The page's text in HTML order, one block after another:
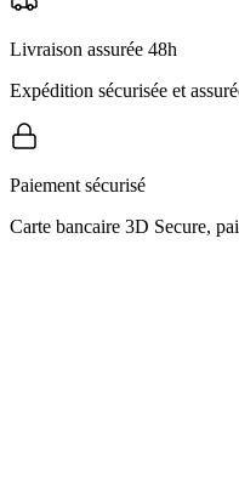
Livraison assurée 48h
Expédition sécurisée et
Paiement sécurisé
Carte bancaire 3D Secure,